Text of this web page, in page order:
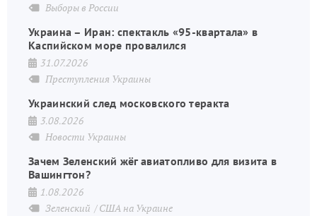
Выборы в России
Украина – Иран: спектакль «95-квартала» в
Каспийском море провалился
31.07.2026
Преступления Украины
Украинский след московского теракта
3.08.2026
Новости Украины
Зачем Зеленский жёг авиатопливо для визита в
Вашингтон?
1.08.2026
Зеленский США на Украине